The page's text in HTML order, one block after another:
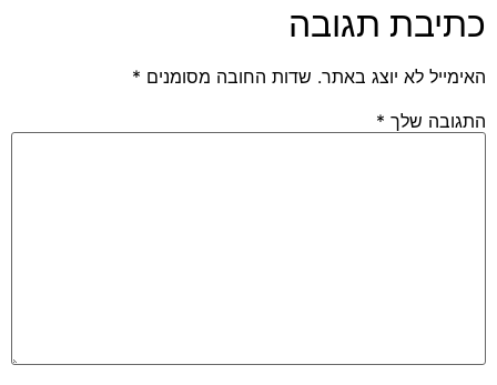
כתיבת תגובה
האימייל לא יוצג באתר. שדות החובה מסומנים *
התגובה שלך *